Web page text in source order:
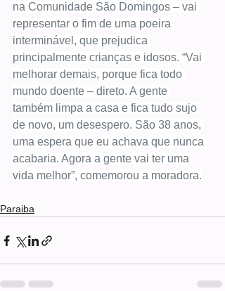
na Comunidade São Domingos – vai
representar o fim de uma poeira
interminável, que prejudica
principalmente crianças e idosos. “Vai
melhorar demais, porque fica todo
mundo doente – direto. A gente
também limpa a casa e fica tudo sujo
de novo, um desespero. São 38 anos,
uma espera que eu achava que nunca
acabaria. Agora a gente vai ter uma
vida melhor”, comemorou a moradora.
Paraiba